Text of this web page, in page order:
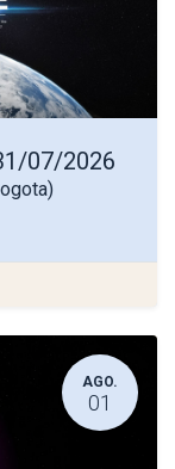
07/2026
)
AGO.
01